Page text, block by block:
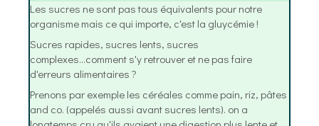
Les sucres ne sont pas tous équivalents pour notre
organisme mais ce qui importe, c'est la gluycémie !
Sucres rapides, sucres lents, sucres
complexes...comment s'y retrouver et ne pas faire
d'erreurs alimentaires ?
Prenons par exemple les céréales comme pain, riz, pâtes
and co. (appelés aussi avant sucres lents). on a